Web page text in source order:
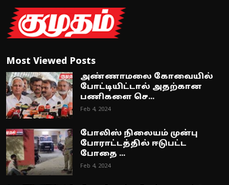
Most Viewed Posts
அண்ணாமலை கோவையில்
போட்டியிட்டால் அதற்கான
பணிகளை செ...
Feb 4, 2024
போலிஸ் நிலையம் முன்பு
போராட்டத்தில் ஈடுபட்ட
போதை ...
Feb 4, 2024